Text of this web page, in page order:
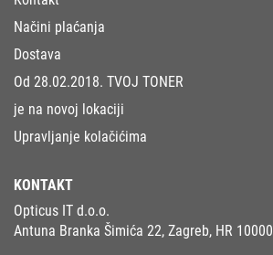
Načini plaćanja
Dostava
Od 28.02.2018. TVOJ TONER
je na novoj lokaciji
Upravljanje kolačićima
KONTAKT
Opticus IT d.o.o.
Antuna Branka Šimića 22, Zagreb, HR 10000